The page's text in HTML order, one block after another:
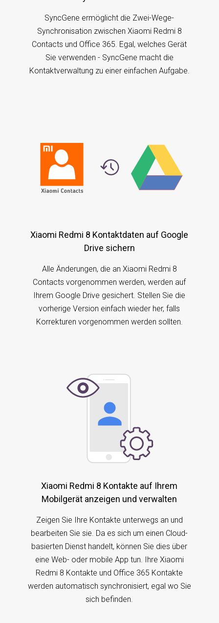
SyncGene ermöglicht die Zwei-Wege-
Synchronisation zwischen Xiaomi Redmi 8
Contacts und Office 365. Egal, welches Gerät
Sie verwenden - SyncGene macht die
Kontaktverwaltung zu einer einfachen Aufgabe.
Xiaomi Redmi 8 Kontaktdaten auf Google
Drive sichern
Alle Änderungen, die an Xiaomi Redmi 8
Contacts vorgenommen werden, werden auf
Ihrem Google Drive gesichert. Stellen Sie die
vorherige Version einfach wieder her, falls
Korrekturen vorgenommen werden sollten.
Xiaomi Redmi 8 Kontakte auf Ihrem
Mobilgerät anzeigen und verwalten
Zeigen Sie Ihre Kontakte unterwegs an und
bearbeiten Sie sie. Da es sich um einen Cloud-
basierten Dienst handelt, können Sie dies über
eine Web- oder mobile App tun. Ihre Xiaomi
Redmi 8 Kontakte und Office 365 Kontakte
werden automatisch synchronisiert, egal wo Sie
sich befinden.